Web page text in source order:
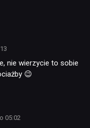
nie wierzycie to sobie
😉
05:02